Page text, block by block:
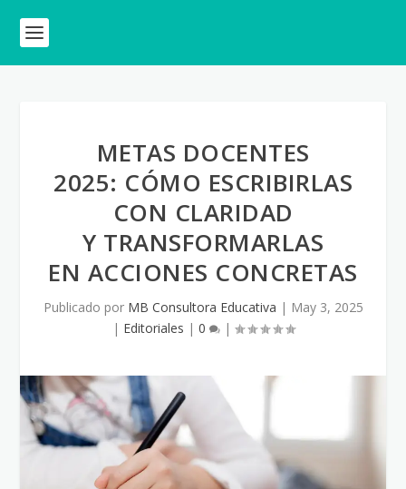
METAS DOCENTES
2025: CÓMO ESCRIBIRLAS
CON CLARIDAD
Y TRANSFORMARLAS
EN ACCIONES CONCRETAS
Publicado por MB Consultora Educativa | May 3, 2025
| Editoriales | 0 |